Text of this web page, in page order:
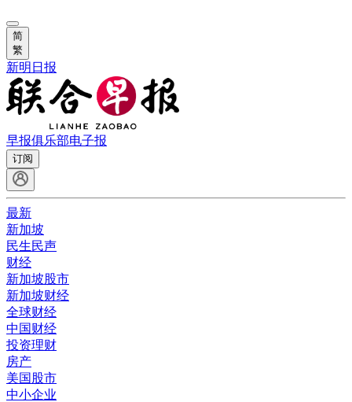
简
繁
新明日报
早报俱乐部电子报
订阅
最新
新加坡
民生民声
财经
新加坡股市
新加坡财经
全球财经
中国财经
投资理财
房产
美国股市
中小企业